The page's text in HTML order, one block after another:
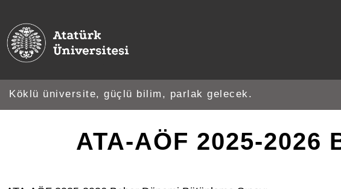
Köklü üniversite, güçlü bilim, parlak gelecek.
ATA-AÖF 2025-2026